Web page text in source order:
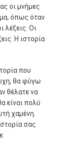
οι μνήμες
όπως όταν
λέξεις. Οι
Η ιστορία
που
θα φύγω
θέλατε να
είναι πολύ
χαμένη.
σας.